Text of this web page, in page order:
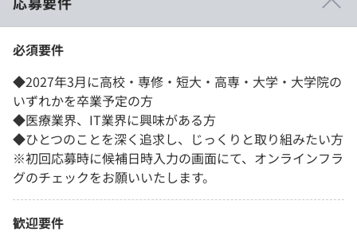
必須要件
◆2027年3月に高校・専修・短大・高専・大学・大学院の
いずれかを卒業予定の方
◆医療業界、IT業界に興味がある方
◆ひとつのことを深く追求し、じっくりと取り組みたい方
※初回応募時に候補日時入力の画面にて、オンラインフラ
グのチェックをお願いいたします。
歓迎要件